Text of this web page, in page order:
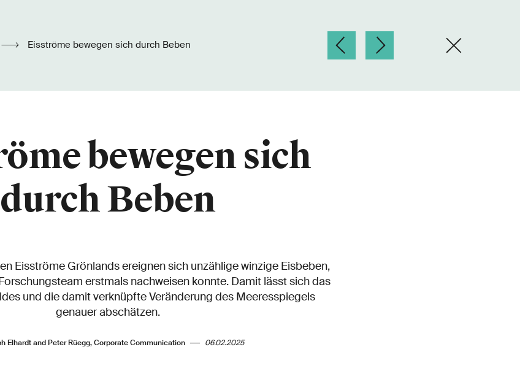
Eisströme bewegen sich durch Beben
bewegen sich
durch Beben
Eisströme Grönlands ereignen sich unzählige winzige Eisbeben,
erstmals nachweisen konnte. Damit lässt sich das
und die damit verknüpfte Veränderung des Meeresspiegels
genauer abschätzen.
Elhardt and Peter Rüegg, Corporate Communication 06.02.2025